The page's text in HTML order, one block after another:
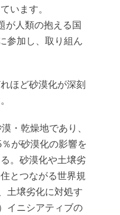
います。
が人類の抱える国
参加し、取り組ん
ほど砂漠化が深刻
・乾燥地であり、
が砂漠化の影響を
。砂漠化や土壌劣
とつながる世界規
土壌劣化に対処す
イニシアティブの